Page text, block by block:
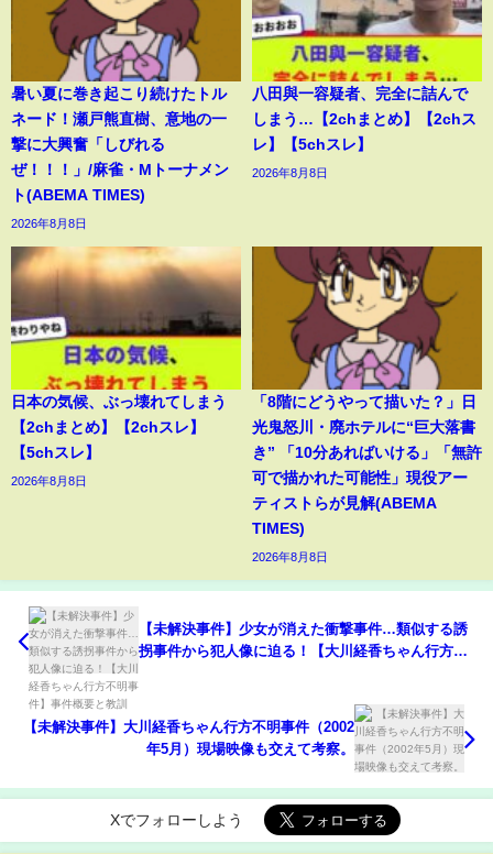
暑い夏に巻き起こり続けたトル
ネード！瀬戸熊直樹、意地の一
撃に大興奮「しびれる
ぜ！！！」/麻雀・Mトーナメン
ト(ABEMA TIMES)
2026年8月8日
八田與一容疑者、完全に詰んで
しまう…【2chまとめ】【2chス
レ】【5chスレ】
2026年8月8日
日本の気候、ぶっ壊れてしまう
【2chまとめ】【2chスレ】
【5chスレ】
2026年8月8日
「8階にどうやって描いた？」日
光鬼怒川・廃ホテルに“巨大落書
き” 「10分あればいける」「無許
可で描かれた可能性」現役アー
ティストらが見解(ABEMA
TIMES)
2026年8月8日
【未解決事件】少女が消えた衝撃事件…類似する誘
拐事件から犯人像に迫る！【大川経香ちゃん行方不
【未解決事件】大川経香ちゃん行方不明事件（2002
年5月）現場映像も交えて考察。
Xでフォローしよう